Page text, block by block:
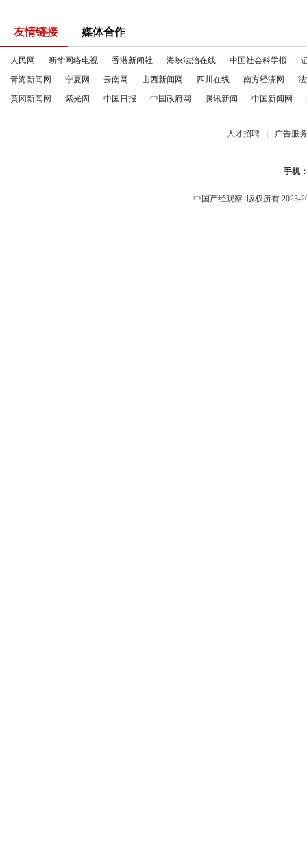
友情链接 媒体合作
人民网 新华网络电视 香港新闻社 海峡法治在线 中国社会科学报
青海新闻网
宁夏网 云南网 山西新闻网 四川在线 南方经济网
黄冈新闻网
紫光阁 中国日报 中国政府网 腾讯新闻 中国新闻网
人才招聘 广告服务
手机
中国产经观察 版权所有 2023-